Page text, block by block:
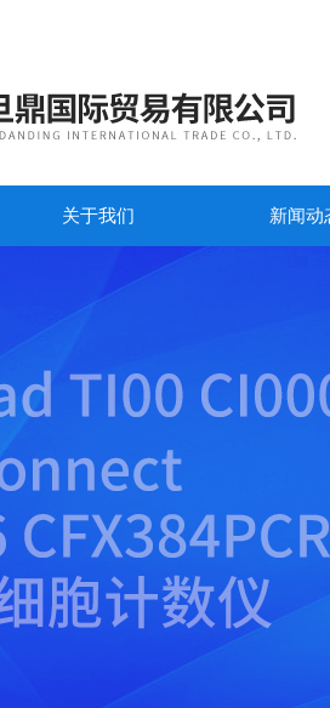
关于我们 新闻动